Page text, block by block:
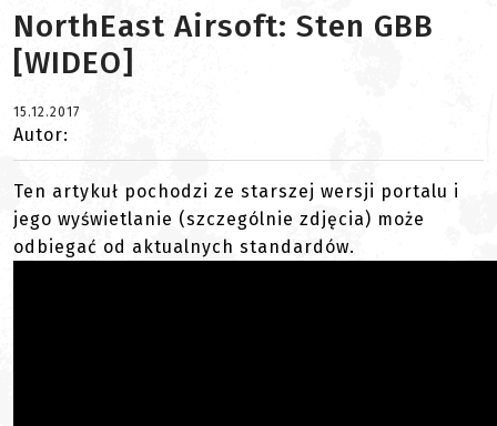
NorthEast Airsoft: Sten GBB
[WIDEO]
15.12.2017
Autor:
Ten artykuł pochodzi ze starszej wersji portalu i
jego wyświetlanie (szczególnie zdjęcia) może
odbiegać od aktualnych standardów.